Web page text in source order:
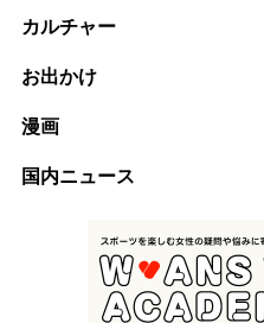
カルチャー
お出かけ
漫画
国内ニュース